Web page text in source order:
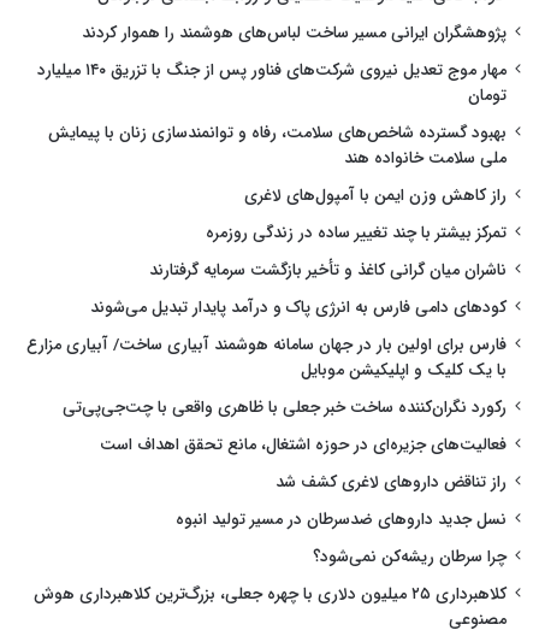
پژوهشگران ایرانی مسیر ساخت لباس‌های هوشمند را هموار کردند
مهار موج تعدیل نیروی شرکت‌های فناور پس از جنگ با تزریق ۱۴۰ میلیارد
تومان
بهبود گسترده شاخص‌های سلامت، رفاه و توانمندسازی زنان با پیمایش
ملی سلامت خانواده هند
راز کاهش وزن ایمن با آمپول‌های لاغری
تمرکز بیشتر با چند تغییر ساده در زندگی روزمره
ناشران میان گرانی کاغذ و تأخیر بازگشت سرمایه گرفتارند
کودهای دامی فارس به انرژی پاک و درآمد پایدار تبدیل می‌شوند
فارس برای اولین بار در جهان سامانه هوشمند آبیاری ساخت/ آبیاری مزارع
با یک کلیک و اپلیکیشن موبایل
رکورد نگران‌کننده ساخت خبر جعلی با ظاهری واقعی با چت‌جی‌پی‌تی
فعالیت‌های جزیره‌ای در حوزه اشتغال، مانع تحقق اهداف است
راز تناقض داروهای لاغری کشف شد
نسل جدید داروهای ضدسرطان در مسیر تولید انبوه
چرا سرطان ریشه‌کن نمی‌شود؟
کلاهبرداری ۲۵ میلیون دلاری با چهره جعلی، بزرگ‌ترین کلاهبرداری هوش
مصنوعی